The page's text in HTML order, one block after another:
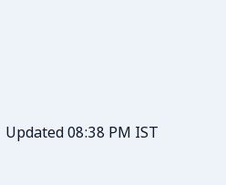
08:38 PM IST